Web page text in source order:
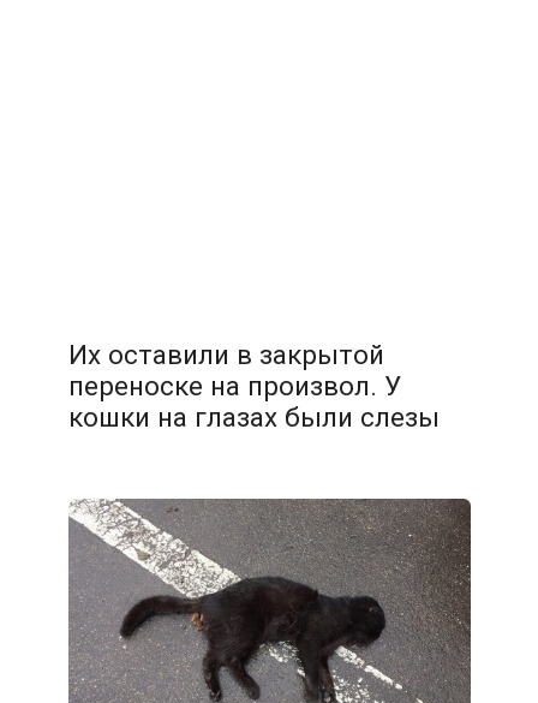
Их оставили в закрытой
переноске на произвол. У
кошки на глазах были слезы